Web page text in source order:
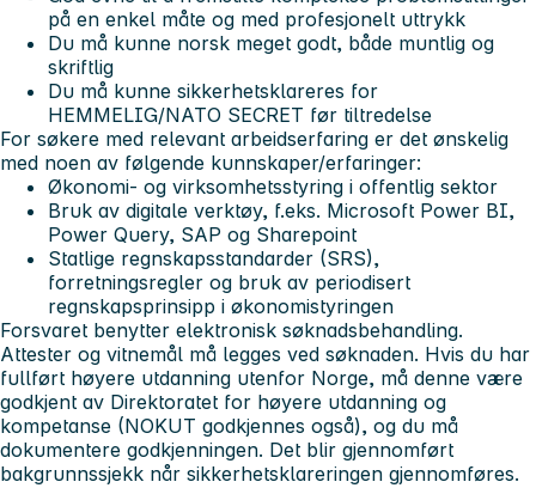
på en enkel måte og med profesjonelt uttrykk
Du må kunne norsk meget godt, både muntlig og
skriftlig
Du må kunne sikkerhetsklareres for
HEMMELIG/NATO SECRET før tiltredelse
For søkere med relevant arbeidserfaring er det ønskelig
med noen av følgende kunnskaper/erfaringer:
Økonomi- og virksomhetsstyring i offentlig sektor
Bruk av digitale verktøy, f.eks. Microsoft Power BI,
Power Query, SAP og Sharepoint
Statlige regnskapsstandarder (SRS),
forretningsregler og bruk av periodisert
regnskapsprinsipp i økonomistyringen
Forsvaret benytter elektronisk søknadsbehandling.
Attester og vitnemål må legges ved søknaden. Hvis du har
fullført høyere utdanning utenfor Norge, må denne være
godkjent av Direktoratet for høyere utdanning og
kompetanse (NOKUT godkjennes også), og du må
dokumentere godkjenningen. Det blir gjennomført
bakgrunnssjekk når sikkerhetsklareringen gjennomføres.